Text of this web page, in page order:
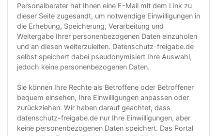
Personalberater hat Ihnen eine E-Mail mit dem Link zu
dieser Seite zugesandt, um notwendige Einwilligungen in
die Erhebung, Speicherung, Verarbeitung und
Weitergabe Ihrer personenbezogenen Daten einzuholen
und an diesen weiterzuleiten. Datenschutz-freigabe.de
selbst speichert dabei pseudonymisiert Ihre Auswahl,
jedoch keine personenbezogenen Daten.
Sie können Ihre Rechte als Betroffene oder Betroffener
bequem einsehen, Ihre Einwilligungen anpassen oder
zurückziehen. Wir haben darauf geachtet, dass
datenschutz-freigabe.de nur Ihre Einwilligungen, aber
keine personenbezogenen Daten speichert. Das Portal